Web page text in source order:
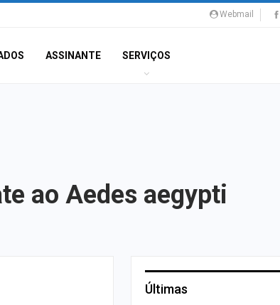
Webmail
ASSINANTE SERVIÇOS
ao Aedes aegypti
Últimas